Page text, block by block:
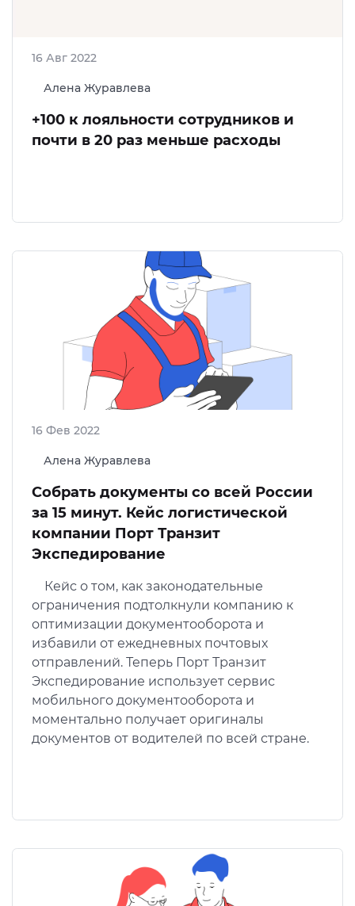
Алена Журавлева
16 Авг 2022
+100 к лояльности сотрудников и
почти в 20 раз меньше расходы
Алена Журавлева
16 Фев 2022
Собрать документы со всей России
за 15 минут. Кейс логистической
компании Порт Транзит
Экспедирование
Кейс о том, как законодательные
ограничения подтолкнули компанию к
оптимизации документооборота и
избавили от ежедневных почтовых
отправлений. Теперь Порт Транзит
Экспедирование использует сервис
мобильного документооборота и
моментально получает оригиналы
документов от водителей по всей стране.